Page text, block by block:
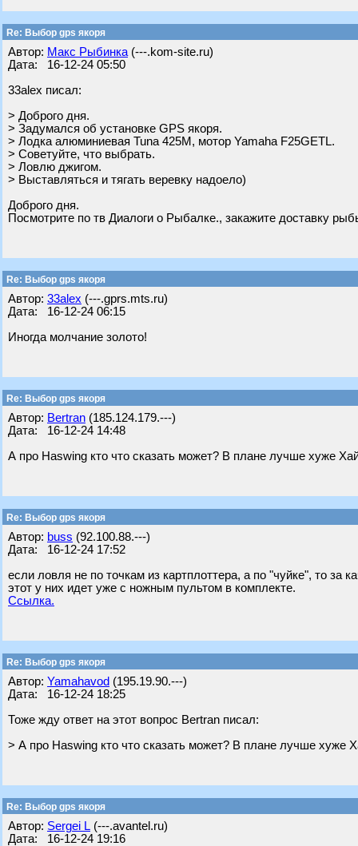
Re: Выбор gps якоря
Автор: Макс Рыбинка (---.kom-site.ru)
Дата: 16-12-24 05:50
33alex писал:
> Доброго дня.
> Задумался об установке GPS якоря.
> Лодка алюминиевая Tuna 425M, мотор Yamaha F25GETL.
> Советуйте, что выбрать.
> Ловлю джигом.
> Выставляться и тягать веревку надоело)
Доброго дня.
Посмотрите по тв Диалоги о Рыбалке., закажите доставку
Re: Выбор gps якоря
Автор: 33alex (---.gprs.mts.ru)
Дата: 16-12-24 06:15
Иногда молчание золото!
Re: Выбор gps якоря
Автор: Bertran (185.124.179.---)
Дата: 16-12-24 14:48
А про Haswing кто что сказать может? В плане лучше хуже
Re: Выбор gps якоря
Автор: buss (92.100.88.---)
Дата: 16-12-24 17:52
если ловля не по точкам из картплоттера, а по "чуйке", то за
этот у них идет уже с ножным пультом в комплекте.
Ссылка.
Re: Выбор gps якоря
Автор: Yamahavod (195.19.90.---)
Дата: 16-12-24 18:25
Тоже жду ответ на этот вопрос Bertran писал:
> А про Haswing кто что сказать может? В плане лучше хуже
Re: Выбор gps якоря
Автор: Sergei L (---.avantel.ru)
Дата: 16-12-24 19:16